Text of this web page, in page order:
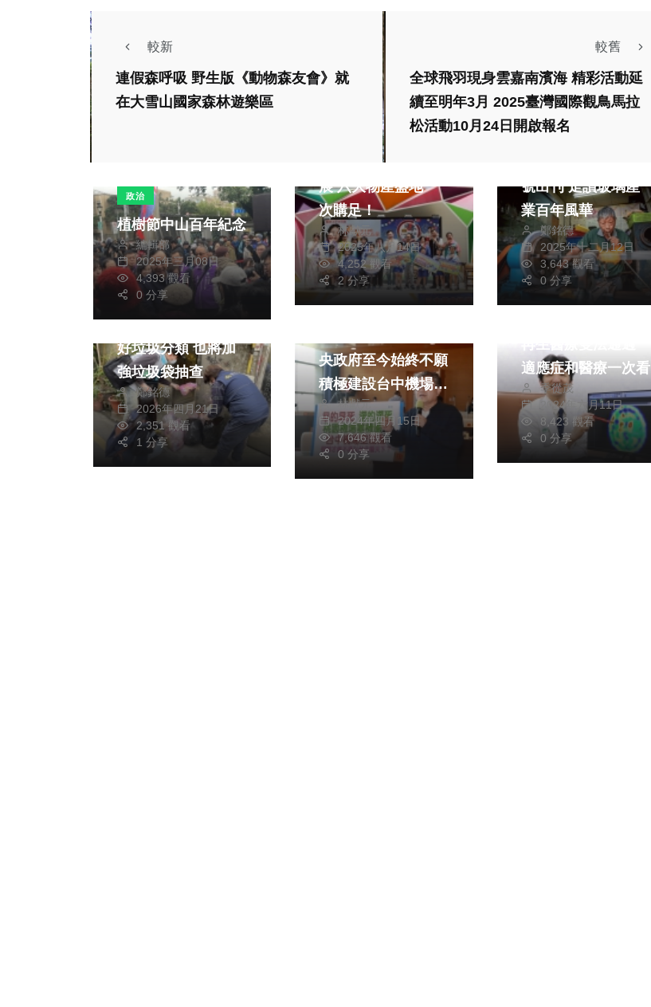
較新
連假森呼吸 野生版《動物森友會》就
在大雪山國家森林遊樂區
較舊
全球飛羽現身雲嘉南濱海 精彩活動延
續至明年3月 2025臺灣國際觀鳥馬拉
松活動10月24日開啟報名
政治
植樹節中山百年紀念
編輯部
2025年三月08日
4,393 觀看
0 分享
財經及消費
豐原太平洋百貨日本
展 六大物產盛地一
次購足！
林獻元
2025年八月14日
4,252 觀看
2 分享
生活 藝文
旅遊
號出刊 走讀玻璃產
業百年風華
鄭銘德
2025年十二月12日
3,643 觀看
0 分享
社會
新竹市環保局呼籲做
好垃圾分類 也將加
強垃圾袋抽查
鄭銘德
2026年四月21日
2,351 觀看
1 分享
政治 旅遊
央政府至今始終不願
積極建設台中機場
國民黨台中市議員李
中認為唯有盧秀燕市
長之後參選總統才能
有機會改善
林獻元
2024年四月15日
7,646 觀看
0 分享
再生醫療雙法通過
適應症和醫療一次看
季從茂
2024年六月11日
8,423 觀看
0 分享